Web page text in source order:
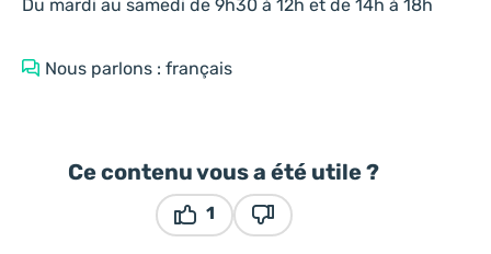
Du mardi au samedi de 9h30 à 12h et de 14h à 18h
Nous parlons : français
Ce contenu vous a été utile ?
1